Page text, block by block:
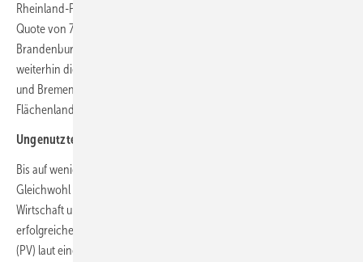
Rheinland-Pfalz belegt ebenfalls weiterhin den zweiten Platz bei einer
Quote von 7,34. Auf dem dritten Platz findet sich jedoch erstmals
Brandenburg mit einer Quote von 7,08. Schlusslichter bilden
weiterhin die Stadtstaaten: Hamburg (Quote 1,73), Berlin (Quote 2,01)
und Bremen (Quote 3,40) landen auf den hintersten Plätzen. Das erste
Flächenland ist in diesem Ranking Sachsen bei einer Quote von 5,12.
Ungenutztes Potenzial beim Mieterstrom
Bis auf wenige Regionen geht es also gut voran mit dem PV-Ausbau.
Gleichwohl bemerkt das Institut der deutschen
Wirtschaft ungenutztes Potenzial beim Mieterstrom. Für eine
erfolgreiche Energiewende ist der zügige Ausbau von Photovoltaik
(PV) laut einer IW-Kurzstudie eine Grundvoraussetzung für das